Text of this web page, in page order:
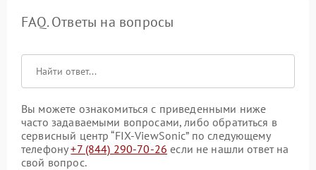
FAQ. Ответы на вопросы
Вы можете ознакомиться с приведенными ниже
часто задаваемыми вопросами, либо обратиться в
сервисный центр “FIX-ViewSonic” по следующему
телефону+7 (844) 290-70-26 если не нашли ответ на
свой вопрос.